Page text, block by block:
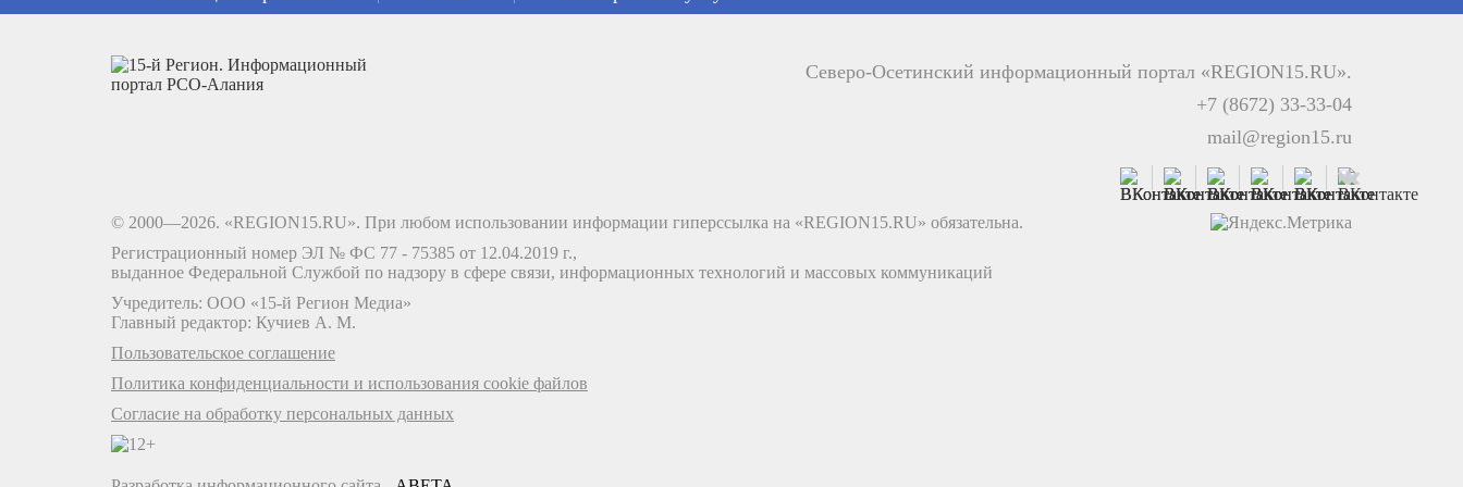
Северо-Осетинский информационный портал «REGION15.RU».
+7 (8672) 33-33-04
mail@region15.ru
© 2000—2026. «REGION15.RU». При любом использовании информации гиперссылка на «REGION15.RU» обязательна.
Регистрационный номер ЭЛ № ФС 77 - 75385 от 12.04.2019 г.,
выданное Федеральной Службой по надзору в сфере связи, информационных технологий и массовых коммуникаций
Учредитель: ООО «15-й Регион Медиа»
Главный редактор: Кучиев А. М.
Пользовательское соглашение
Политика конфиденциальности и использования cookie файлов
Согласие на обработку персональных данных